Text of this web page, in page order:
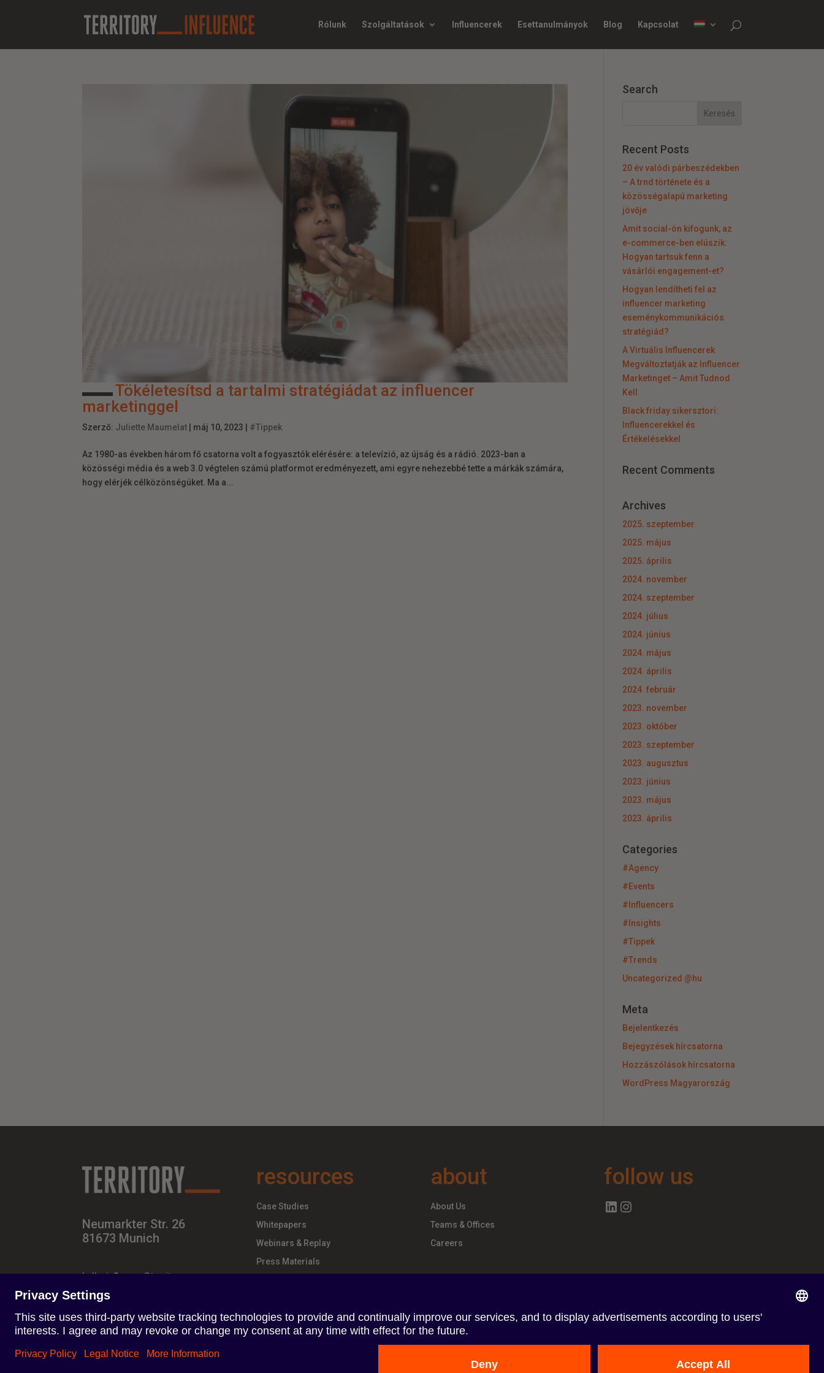
Rólunk Szolgáltatások Influencerek Esettanulmányok Blog Kapcsolat
Tökéletesítsd a tartalmi stratégiádat az influencer
marketinggel
Szerző: Juliette Maumelat máj 10, 2023 #Tippek
Az 1980-as években három fő csatorna volt a fogyasztók elérésére: a televízió, az újság és a rádió. 2023-ban a
közösségi média és a web 3.0 végtelen számú platformot eredményezett, ami egyre nehezebbé tette a márkák számára,
hogy elérjék célközönségüket. Ma a...
Search
Recent Posts
20 év valódi párbeszédekben
– A trnd története és a
közösségalapú marketing
jövője
Amit social-ön kifogunk, az
e-commerce-ben elúszik:
Hogyan tartsuk fenn a
vásárlói engagement-et?
Hogyan lendítheti fel az
influencer marketing
eseménykommunikációs
stratégiád?
A Virtuális Influencerek
Megváltoztatják az Influencer
Marketinget – Amit Tudnod
Kell
Black friday sikersztori:
Influencerekkel és
Értékelésekkel
Recent Comments
Archives
2025. szeptember
2025. május
2025. április
2024. november
2024. szeptember
2024. július
2024. június
2024. május
2024. április
2024. február
2023. november
2023. október
2023. szeptember
2023. augusztus
2023. június
2023. május
2023. április
Categories
#Agency
#Events
#Influencers
#Insights
#Tippek
#Trends
Uncategorized @hu
Meta
Bejelentkezés
Bejegyzések hírcsatorna
Hozzászólások hírcsatorna
WordPress Magyarország
Neumarkter Str. 26
81673 Munich
hello-influence@territory.group
+49 (0) 89 – 437 210 – 00
resources
Case Studies
Whitepapers
Webinars & Replay
Press Materials
about
About Us
Teams & Offices
Careers
follow us
Follow us on Linkedin
Follow us on Instagram
Terms of Use Privacy Policy